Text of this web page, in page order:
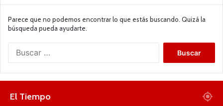
Parece que no podemos encontrar lo que estás buscando. Quizá la
búsqueda pueda ayudarte.
El Tiempo